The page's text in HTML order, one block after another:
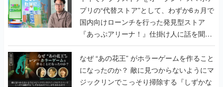
プリの“代替ストア”として、わずか6ヵ月で
国内向けローンチを行った発見型ストア
『あっぷアリーナ！』仕掛け人に話を聞い
てみた
なぜ “あの花王” がホラーゲームを作ること
になったのか？ 敵に見つからないようにマ
ジックリンでこっそり掃除する『しずかな